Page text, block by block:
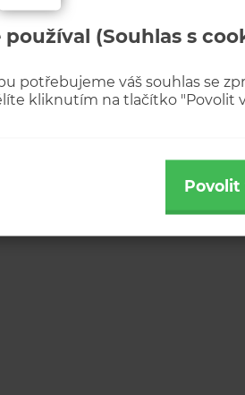
(Souhlas s
potřebujeme váš souhlas se
kliknutím na tlačítko "Povolit
Povolit